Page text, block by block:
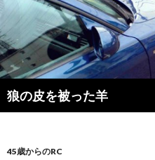
狼の皮を被った羊
検
索
ン
45歳からのRC